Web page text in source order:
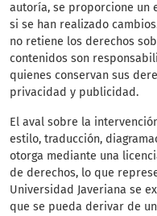
autoría, se proporcione un
si se han realizado
no retiene los derechos
contenidos son
quienes conservan sus
privacidad y publicidad.
El aval sobre la
estilo, traducción,
otorga mediante una
de derechos, lo que
Universidad Javeriana se
que se pueda derivar de